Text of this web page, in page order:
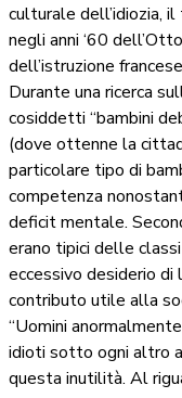
culturale dell’idiozia, il
negli anni ‘60
dell’istruzione
Durante una ricerca
cosiddetti “bambini
(dove ottenne la
particolare tipo di
competenza
deficit mentale.
erano tipici delle
eccessivo desiderio di
contributo utile alla
“Uomini
idioti sotto ogni altro
questa inutilità. Al